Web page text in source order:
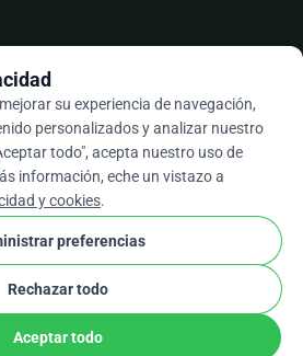
más de 500 reseñas
Privacidad y cookies
stripe check Socio Verificado
su experiencia de navegación,
personalizados y analizar nuestro
todo", acepta nuestro uso de
información, eche un vistazo a
y cookies.
preferencias
Rechazar todo
Aceptar todo